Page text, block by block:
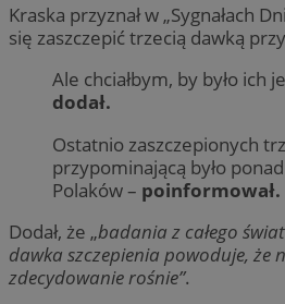
Kraska przyznał w „Sygnałach
się zaszczepić trzecią dawką
Ale chciałbym, by było ich
dodał.
Ostatnio zaszczepionych
przypominającą było
Polaków – poinformował.
Dodał, że „badania z całego
dawka szczepienia powoduje, że
zdecydowanie rośnie”.